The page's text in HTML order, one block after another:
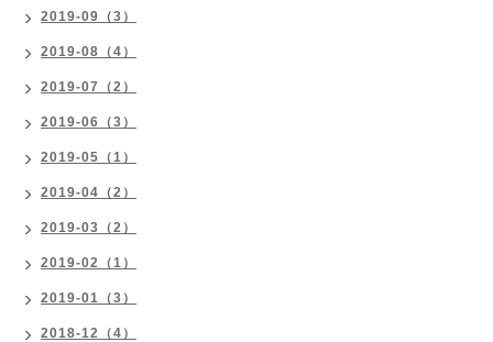
2019-09（3）
2019-08（4）
2019-07（2）
2019-06（3）
2019-05（1）
2019-04（2）
2019-03（2）
2019-02（1）
2019-01（3）
2018-12（4）